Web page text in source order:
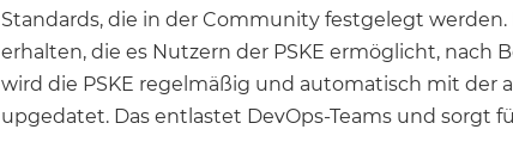
Standards, die in der Community festgelegt
erhalten, die es Nutzern der PSKE ermöglicht,
wird die PSKE regelmäßig und automatisch mit
upgedatet. Das entlastet DevOps-Teams und sorgt